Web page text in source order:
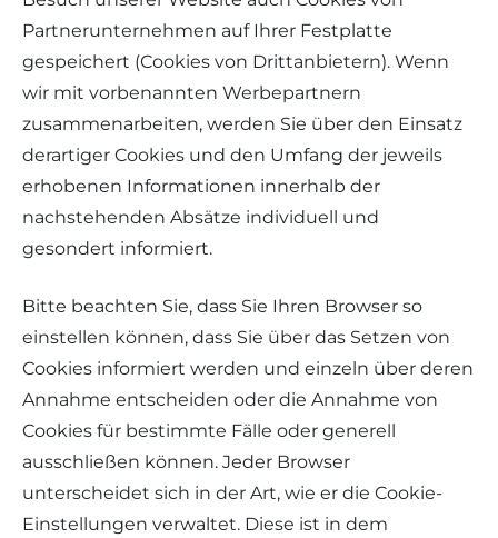
Partnerunternehmen auf Ihrer Festplatte
gespeichert (Cookies von Drittanbietern). Wenn
wir mit vorbenannten Werbepartnern
zusammenarbeiten, werden Sie über den Einsatz
derartiger Cookies und den Umfang der jeweils
erhobenen Informationen innerhalb der
nachstehenden Absätze individuell und
gesondert informiert.
Bitte beachten Sie, dass Sie Ihren Browser so
einstellen können, dass Sie über das Setzen von
Cookies informiert werden und einzeln über deren
Annahme entscheiden oder die Annahme von
Cookies für bestimmte Fälle oder generell
ausschließen können. Jeder Browser
unterscheidet sich in der Art, wie er die Cookie-
Einstellungen verwaltet. Diese ist in dem